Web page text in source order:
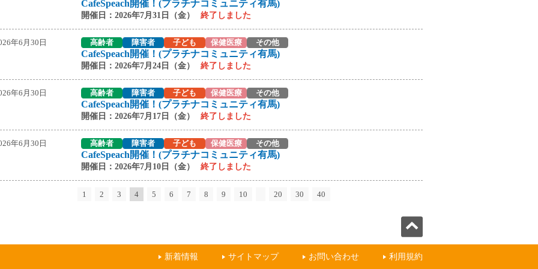
CafeSpeach開催！(プラチナコミュニティ有馬)
開催日：2026年7月31日（金） 終了しました
年6月30日 高齢者 障害者 子ども 保健医療 その他
CafeSpeach開催！(プラチナコミュニティ有馬)
開催日：2026年7月24日（金） 終了しました
年6月30日 高齢者 障害者 子ども 保健医療 その他
CafeSpeach開催！(プラチナコミュニティ有馬)
開催日：2026年7月17日（金） 終了しました
年6月30日 高齢者 障害者 子ども 保健医療 その他
CafeSpeach開催！(プラチナコミュニティ有馬)
開催日：2026年7月10日（金） 終了しました
1 2 3 4 5 6 7 8 9 10 20 30 40
利用規約
お問い合わせ
サイトマップ
新着情報